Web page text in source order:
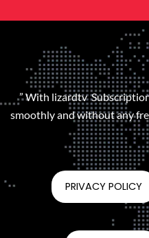
” With lizardtv
smoothly and without any
PRIVACY POLICY